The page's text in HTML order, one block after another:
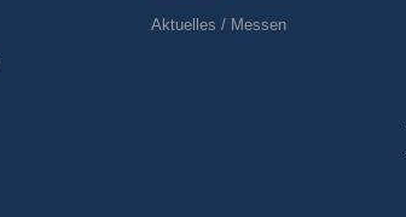
Aktuelles / Messen